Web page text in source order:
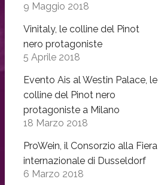
9 Maggio 2018
Vinitaly, le colline del Pinot
nero protagoniste
5 Aprile 2018
Evento Ais al Westin Palace, le
colline del Pinot nero
protagoniste a Milano
18 Marzo 2018
ProWein, il Consorzio alla Fiera
internazionale di Dusseldorf
6 Marzo 2018